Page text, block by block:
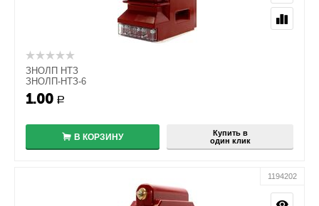
ЗНОЛП НТЗ
ЗНОЛП-НТЗ-6
1.00 Р
В КОРЗИНУ
Купить в
один клик
1194202